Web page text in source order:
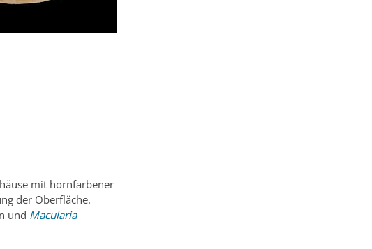
mit hornfarbener
der Oberfläche.
und Macularia